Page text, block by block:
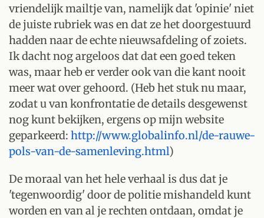
vriendelijk mailtje van, namelijk dat 'opinie' niet
de juiste rubriek was en dat ze het doorgestuurd
hadden naar de echte nieuwsafdeling of zoiets.
Ik dacht nog argeloos dat dat een goed teken
was, maar heb er verder ook van die kant nooit
meer wat over gehoord. (Heb het stuk nu maar,
zodat u van konfrontatie de details desgewenst
nog kunt bekijken, ergens op mijn website
geparkeerd: http://www.globalinfo.nl/de-rauwe-
pols-van-de-samenleving.html)
De moraal van het hele verhaal is dus dat je
'tegenwoordig' door de politie mishandeld kunt
worden en van al je rechten ontdaan, omdat je